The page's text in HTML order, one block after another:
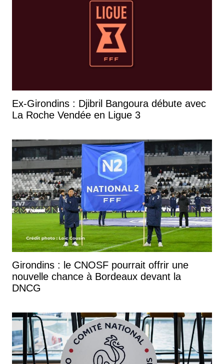
Ex-Girondins : Djibril Bangoura débute avec
La Roche Vendée en Ligue 3
Girondins : le CNOSF pourrait offrir une
nouvelle chance à Bordeaux devant la
DNCG